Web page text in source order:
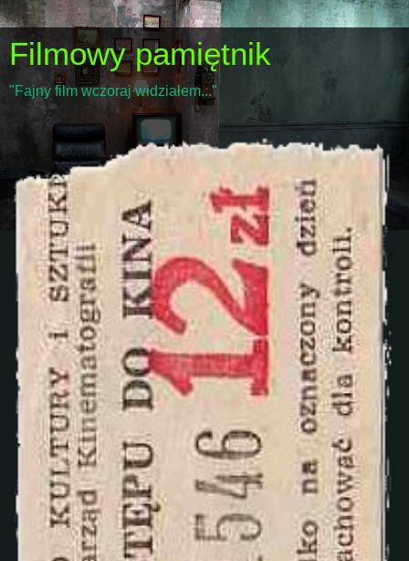
Filmowy pamiętnik
"Fajny film wczoraj widziałem..."